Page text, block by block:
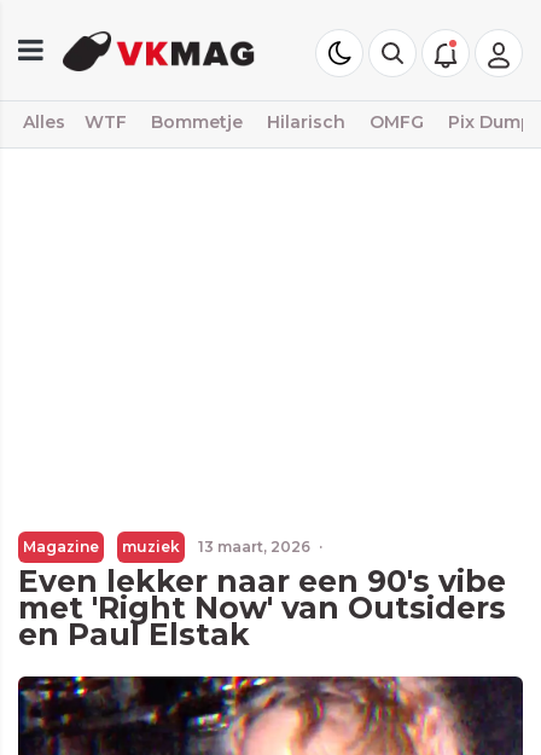
Alles WTF Bommetje Hilarisch OMFG Pix Dump
Magazine muziek 13 maart, 2026 ·
Even lekker naar een 90's vibe
met 'Right Now' van Outsiders
en Paul Elstak